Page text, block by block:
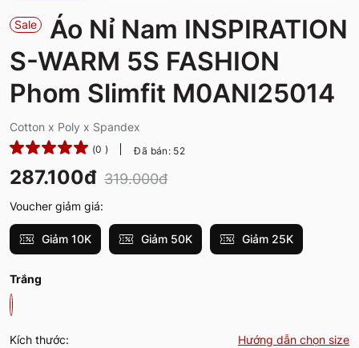
Sale
Áo Nỉ Nam INSPIRATION
S-WARM 5S FASHION
Phom Slimfit M0ANI25014
Cotton x Poly x Spandex
(0 ) Đã bán: 52
287.100đ 319.000đ
Voucher giảm giá:
Giảm 10K Giảm 50K Giảm 25K
Trắng
Kích thước: Hướng dẫn chọn size